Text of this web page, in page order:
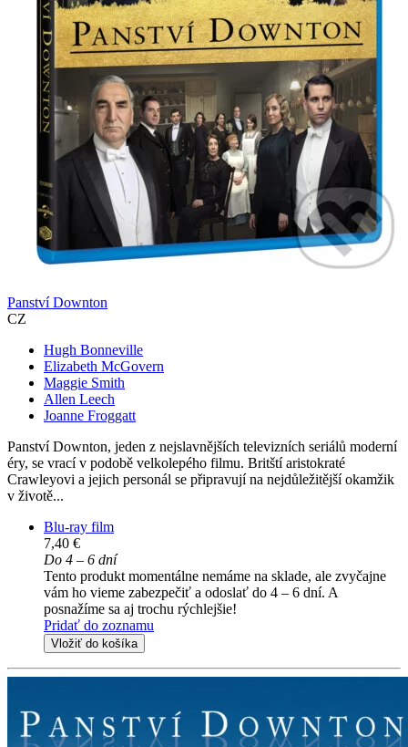
Panství Downton
CZ
Hugh Bonneville
Elizabeth McGovern
Maggie Smith
Allen Leech
Joanne Froggatt
Panství Downton, jeden z nejslavnějších televizních seriálů moderní
éry, se vrací v podobě velkolepého filmu. Britští aristokraté
Crawleyovi a jejich personál se připravují na nejdůležitější okamžik
v životě...
Blu-ray film
7,40 €
Do 4 – 6 dní
Tento produkt momentálne nemáme na sklade, ale zvyčajne
vám ho vieme zabezpečiť a odoslať do 4 – 6 dní. A
posnažíme sa aj trochu rýchlejšie!
Pridať do zoznamu
Vložiť do košíka